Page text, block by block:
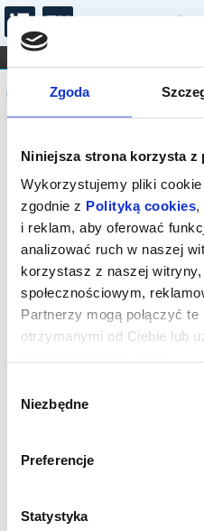
Zgoda
Niniejsza strona korzysta z
Wykorzystujemy pliki cookie
zgodnie z Polityką cookies,
i reklam, aby oferować
analizować ruch w naszej
korzystasz z naszej
społecznościowym,
Partnerzy mogą połączyć
otrzymanymi od Ciebie lub
zgody
Niezbędne
Preferencje
Statystyka
FILHARMONIA OPERA I
DLA DZIECI
Komunikat
Sprzedaż biletów
została zakończona.